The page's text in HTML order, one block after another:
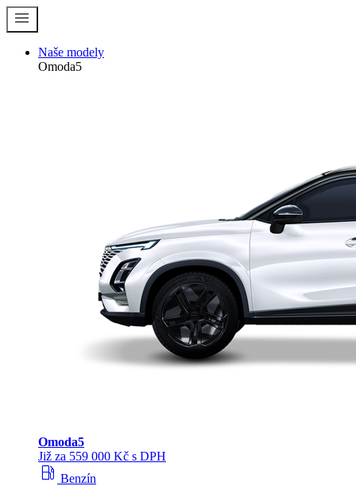
menu
Naše modely
Omoda5
Omoda5
Již za 559 000 Kč s DPH
local_gas_station Benzín